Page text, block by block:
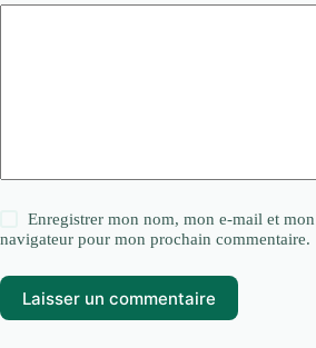
Enregistrer mon nom, mon e-mail et mon
navigateur pour mon prochain commentaire.
Laisser un commentaire